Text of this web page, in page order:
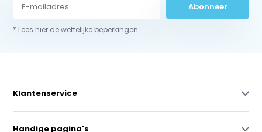
Abonneer
* Lees hier de wettelijke beperkingen
Klantenservice
Handige pagina's